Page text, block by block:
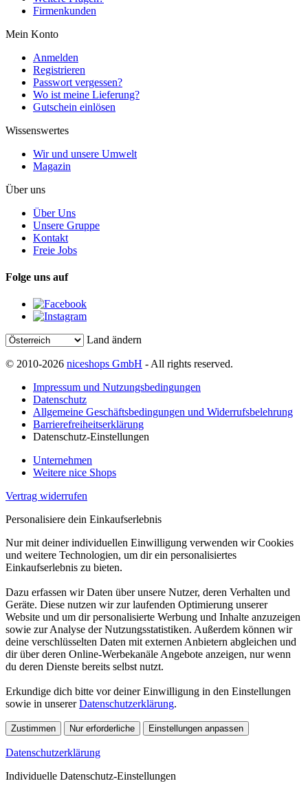
Firmenkunden
Mein Konto
Anmelden
Registrieren
Passwort vergessen?
Wo ist meine Lieferung?
Gutschein einlösen
Wissenswertes
Wir und unsere Umwelt
Magazin
Über uns
Über Uns
Unsere Gruppe
Kontakt
Freie Jobs
Folge uns auf
Land ändern
© 2010-2026 niceshops GmbH - All rights reserved.
Impressum und Nutzungsbedingungen
Datenschutz
Allgemeine Geschäftsbedingungen und Widerrufsbelehrung
Barrierefreiheitserklärung
Datenschutz-Einstellungen
Unternehmen
Weitere nice Shops
Vertrag widerrufen
Personalisiere dein Einkaufserlebnis
Nur mit deiner individuellen Einwilligung verwenden wir Cookies
und weitere Technologien, um dir ein personalisiertes
Einkaufserlebnis zu bieten.
Dazu erfassen wir Daten über unsere Nutzer, deren Verhalten und
Geräte. Diese nutzen wir zur laufenden Optimierung unserer
Website und um dir personalisierte Werbung und Inhalte anzuzeigen
sowie zur Analyse der Nutzungsstatistiken. Außerdem können wir
deine verschlüsselten Daten mit externen Anbietern abgleichen und
dir über deren Online-Werbekanäle Angebote anzeigen, nur wenn
du deren Dienste bereits selbst nutzt.
Erkundige dich bitte vor deiner Einwilligung in den Einstellungen
sowie in unsererDatenschutzerklärung.
Zustimmen Nur erforderliche Einstellungen anpassen
Datenschutzerklärung
Individuelle Datenschutz-Einstellungen